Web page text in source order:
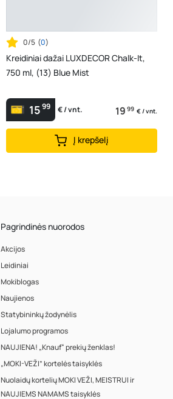
0/5 (0)
Kreidiniai dažai LUXDECOR Chalk-It,
750 ml, (13) Blue Mist
1599 € / vnt. 19 99 € / vnt.
Į krepšelį
Pagrindinės nuorodos
Akcijos
Leidiniai
Mokiblogas
Naujienos
Statybininkų žodynėlis
Lojalumo programos
NAUJIENA! „Knauf“ prekių ženklas!
„MOKI-VEŽI” kortelės taisyklės
Nuolaidų kortelių MOKI VEŽI, MEISTRUI ir
NAUJIEMS NAMAMS taisyklės